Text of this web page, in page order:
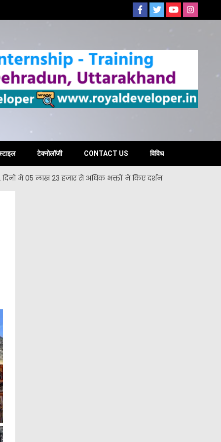
टेक्नोलॉजी CONTACT US विविध
दिनों में 05 लाख 23 हजार से अधिक भक्तों ने किए दर्शन